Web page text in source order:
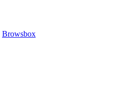
Browsbox